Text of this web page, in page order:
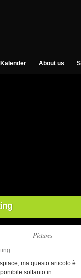
Kalender About us
Pictures
ma questo articolo è
soltanto in...